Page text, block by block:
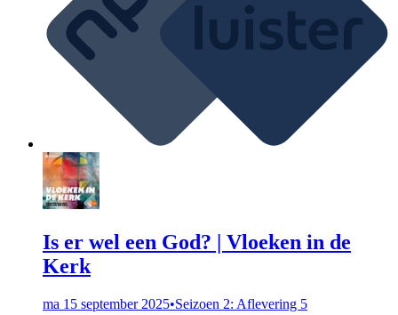
Is er wel een God? | Vloeken in de
Kerk
ma 15 september 2025•Seizoen 2: Aflevering 5